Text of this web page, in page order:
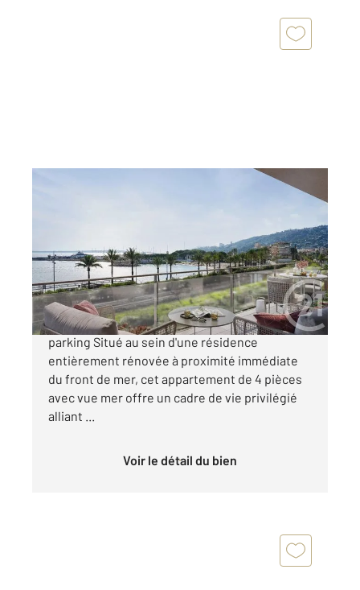
Appartement F4 à vendre
899 000 €
Proche mer 4 pièces avec vue mer et double
parking Situé au sein d'une résidence
entièrement rénovée à proximité immédiate
du front de mer, cet appartement de 4 pièces
avec vue mer offre un cadre de vie privilégié
alliant ...
Voir le détail du bien